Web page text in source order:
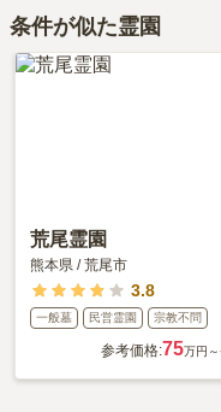
お墓は、価格が高いものが
りません。大切なのは、ご
きる場所を選ぶことです。
車の場合、有明海沿岸道
す。
詳しいルートや地図は、
口コミはあくまで一つの目
ご自身の目で雰囲気を確
条件が似た霊園
荒尾霊園
熊本県 /荒尾市
3.8
一般墓 民営霊園 宗教不問
参考価格:75万円～